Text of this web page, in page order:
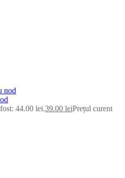
44.00 lei.39.00 leiPrețul curent